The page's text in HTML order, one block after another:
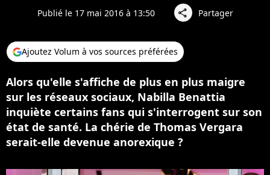
Publié le 17 mai 2016 à 13:50 share Partager
Ajoutez Volum à vos sources préférées
Alors qu'elle s'affiche de plus en plus maigre
sur les réseaux sociaux, Nabilla Benattia
inquiète certains fans qui s'interrogent sur son
état de santé. La chérie de Thomas Vergara
serait-elle devenue anorexique ?